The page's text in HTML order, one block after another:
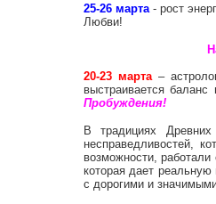
25-26 марта- рост
Любви!
20-23 марта –
выстраивается
Пробуждения!
В традициях
несправедливостей,
возможности,
которая дает
с дорогими и